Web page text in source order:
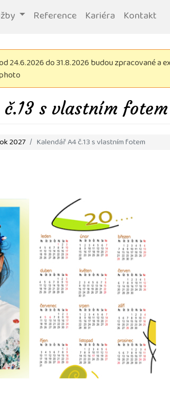
Reference Kariéra Kontakt
24.6.2026 do 31.8.2026 budou zpracované
s vlastním fotem
2027 Kalendář A4 č.13 s vlastním fotem